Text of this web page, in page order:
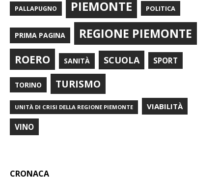
PALLAPUGNO PIEMONTE POLITICA
PRIMA PAGINA REGIONE PIEMONTE
ROERO SANITÀ SCUOLA SPORT
TORINO TURISMO
UNITÀ DI CRISI DELLA REGIONE PIEMONTE VIABILITÀ
VINO
CRONACA